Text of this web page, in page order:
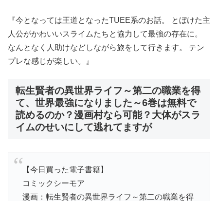
『今となっては王道となったTUEE系のお話。 とぼけた主
人公がかわいいスライムたちと協力して最強の存在に。
なんとなく人助けなどしながら旅をして行きます。 テン
プレな感じが楽しい。』
転生賢者の異世界ライフ～第二の職業を得
て、世界最強になりました～6巻は無料で
読めるのか？漫画村なら可能？大体がスラ
イムのせいにして逃れてますが
【今日買った電子書籍】
コミックシーモア
漫画：転生賢者の異世界ライフ～第二の職業を得